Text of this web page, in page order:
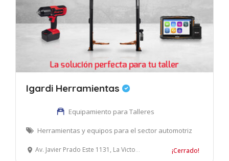
Igardi Herramientas
Equipamiento para Talleres
Herramientas y equipos para el sector automotriz
Av. Javier Prado Este 1131, La Victoria, Lima, Perú ¡Cerrado!